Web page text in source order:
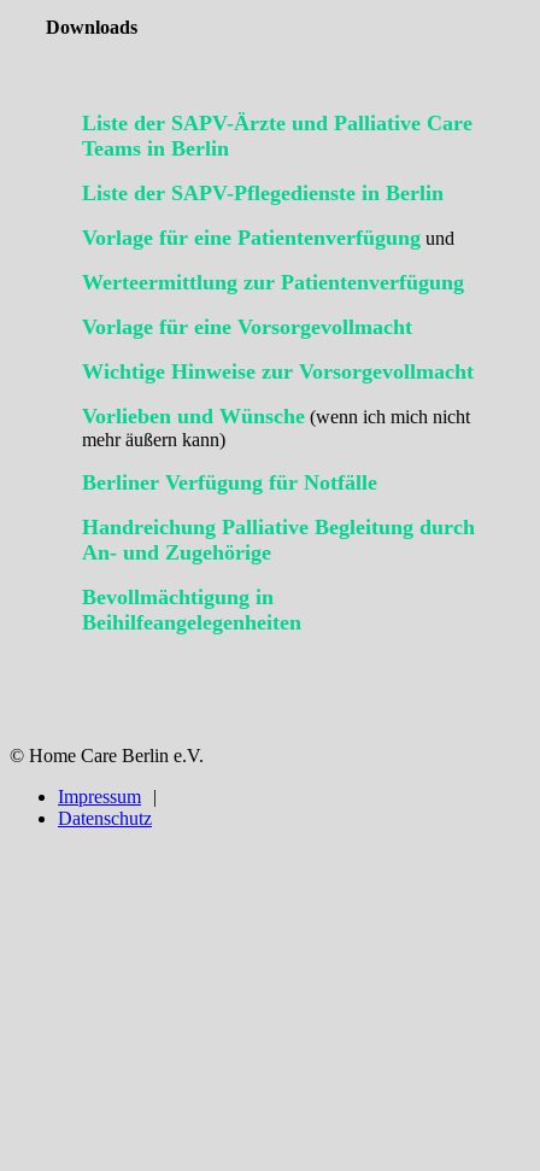
Downloads
Liste der SAPV-Ärzte und Palliative Care
Teams in Berlin
Liste der SAPV-Pflegedienste in Berlin
Vorlage für eine Patientenverfügung und
Werteermittlung zur Patientenverfügung
Vorlage für eine Vorsorgevollmacht
Wichtige Hinweise zur Vorsorgevollmacht
Vorlieben und Wünsche (wenn ich mich nicht
mehr äußern kann)
Berliner Verfügung für Notfälle
Handreichung Palliative Begleitung durch
An- und Zugehörige
Bevollmächtigung in
Beihilfeangelegenheiten
© Home Care Berlin e.V.
Impressum
Datenschutz